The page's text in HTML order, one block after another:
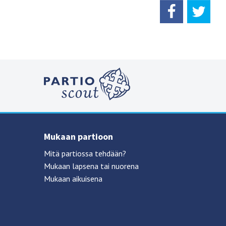
Mukaan partioon
Mitä partiossa tehdään?
Mukaan lapsena tai nuorena
Mukaan aikuisena